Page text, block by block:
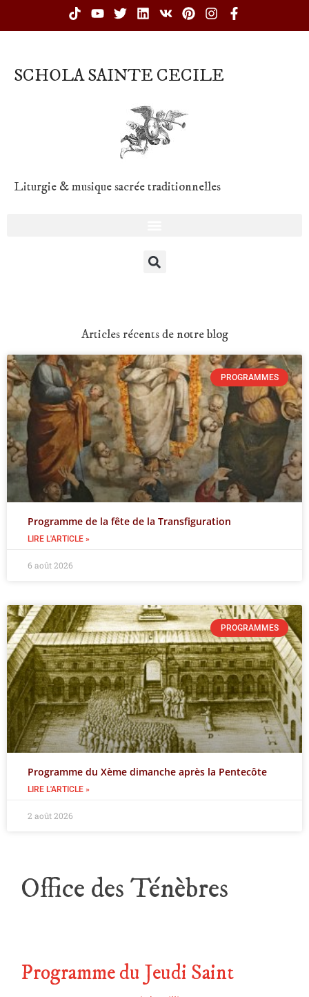
SCHOLA SAINTE CECILE
Liturgie & musique sacrée traditionnelles
Articles récents de notre blog
PROGRAMMES
Programme de la fête de la Transfiguration
LIRE L'ARTICLE »
6 août 2026
PROGRAMMES
Programme du Xème dimanche après la Pentecôte
LIRE L'ARTICLE »
2 août 2026
Office des Ténèbres
Programme du Jeudi Saint